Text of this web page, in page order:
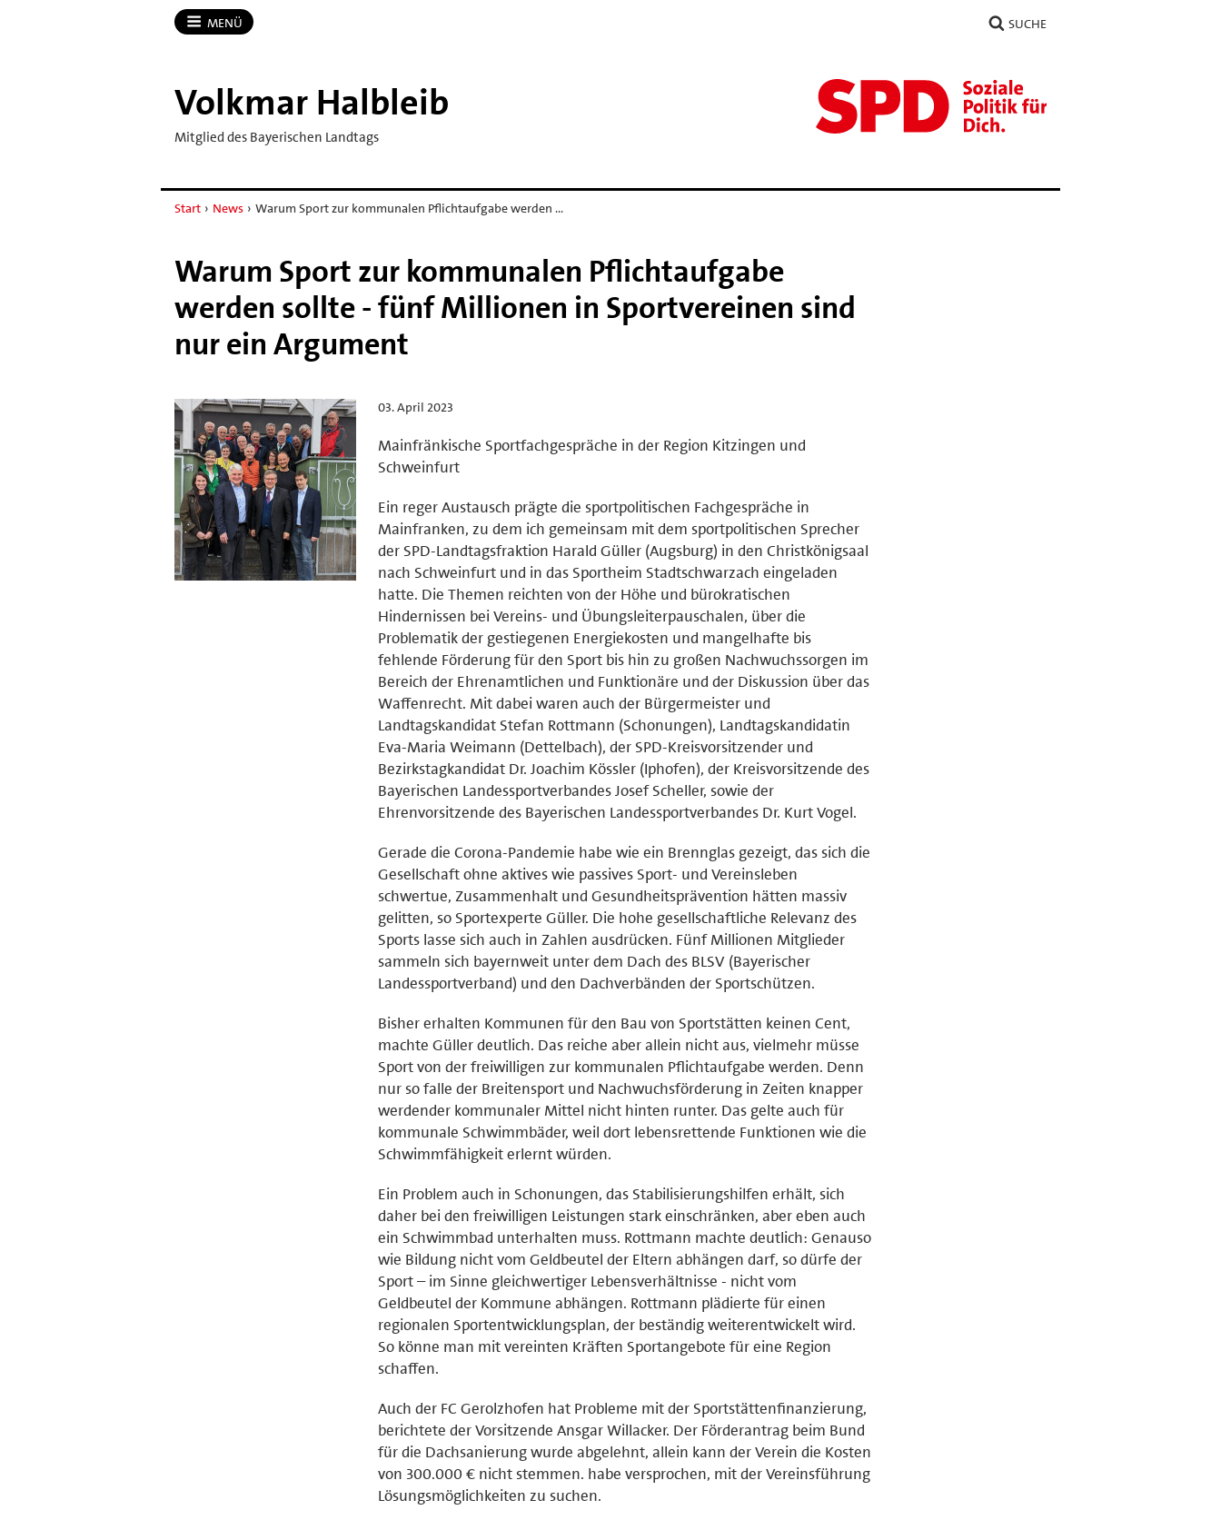
MENÜ SUCHE
Volkmar Halbleib
Mitglied des Bayerischen Landtags
Start › News › Warum Sport zur kommunalen Pflichtaufgabe werden …
Warum Sport zur kommunalen Pflichtaufgabe
werden sollte - fünf Millionen in Sportvereinen sind
nur ein Argument
03. April 2023
Mainfränkische Sportfachgespräche in der Region Kitzingen und
Schweinfurt
Ein reger Austausch prägte die sportpolitischen Fachgespräche in
Mainfranken, zu dem ich gemeinsam mit dem sportpolitischen Sprecher
der SPD-Landtagsfraktion Harald Güller (Augsburg) in den Christkönigsaal
nach Schweinfurt und in das Sportheim Stadtschwarzach eingeladen
hatte. Die Themen reichten von der Höhe und bürokratischen
Hindernissen bei Vereins- und Übungsleiterpauschalen, über die
Problematik der gestiegenen Energiekosten und mangelhafte bis
fehlende Förderung für den Sport bis hin zu großen Nachwuchssorgen im
Bereich der Ehrenamtlichen und Funktionäre und der Diskussion über das
Waffenrecht. Mit dabei waren auch der Bürgermeister und
Landtagskandidat Stefan Rottmann (Schonungen), Landtagskandidatin
Eva-Maria Weimann (Dettelbach), der SPD-Kreisvorsitzender und
Bezirkstagkandidat Dr. Joachim Kössler (Iphofen), der Kreisvorsitzende des
Bayerischen Landessportverbandes Josef Scheller, sowie der
Ehrenvorsitzende des Bayerischen Landessportverbandes Dr. Kurt Vogel.
Gerade die Corona-Pandemie habe wie ein Brennglas gezeigt, das sich die
Gesellschaft ohne aktives wie passives Sport- und Vereinsleben
schwertue, Zusammenhalt und Gesundheitsprävention hätten massiv
gelitten, so Sportexperte Güller. Die hohe gesellschaftliche Relevanz des
Sports lasse sich auch in Zahlen ausdrücken. Fünf Millionen Mitglieder
sammeln sich bayernweit unter dem Dach des BLSV (Bayerischer
Landessportverband) und den Dachverbänden der Sportschützen.
Bisher erhalten Kommunen für den Bau von Sportstätten keinen Cent,
machte Güller deutlich. Das reiche aber allein nicht aus, vielmehr müsse
Sport von der freiwilligen zur kommunalen Pflichtaufgabe werden. Denn
nur so falle der Breitensport und Nachwuchsförderung in Zeiten knapper
werdender kommunaler Mittel nicht hinten runter. Das gelte auch für
kommunale Schwimmbäder, weil dort lebensrettende Funktionen wie die
Schwimmfähigkeit erlernt würden.
Ein Problem auch in Schonungen, das Stabilisierungshilfen erhält, sich
daher bei den freiwilligen Leistungen stark einschränken, aber eben auch
ein Schwimmbad unterhalten muss. Rottmann machte deutlich: Genauso
wie Bildung nicht vom Geldbeutel der Eltern abhängen darf, so dürfe der
Sport – im Sinne gleichwertiger Lebensverhältnisse - nicht vom
Geldbeutel der Kommune abhängen. Rottmann plädierte für einen
regionalen Sportentwicklungsplan, der beständig weiterentwickelt wird.
So könne man mit vereinten Kräften Sportangebote für eine Region
schaffen.
Auch der FC Gerolzhofen hat Probleme mit der Sportstättenfinanzierung,
berichtete der Vorsitzende Ansgar Willacker. Der Förderantrag beim Bund
für die Dachsanierung wurde abgelehnt, allein kann der Verein die Kosten
von 300.000 € nicht stemmen. habe versprochen, mit der Vereinsführung
Lösungsmöglichkeiten zu suchen.